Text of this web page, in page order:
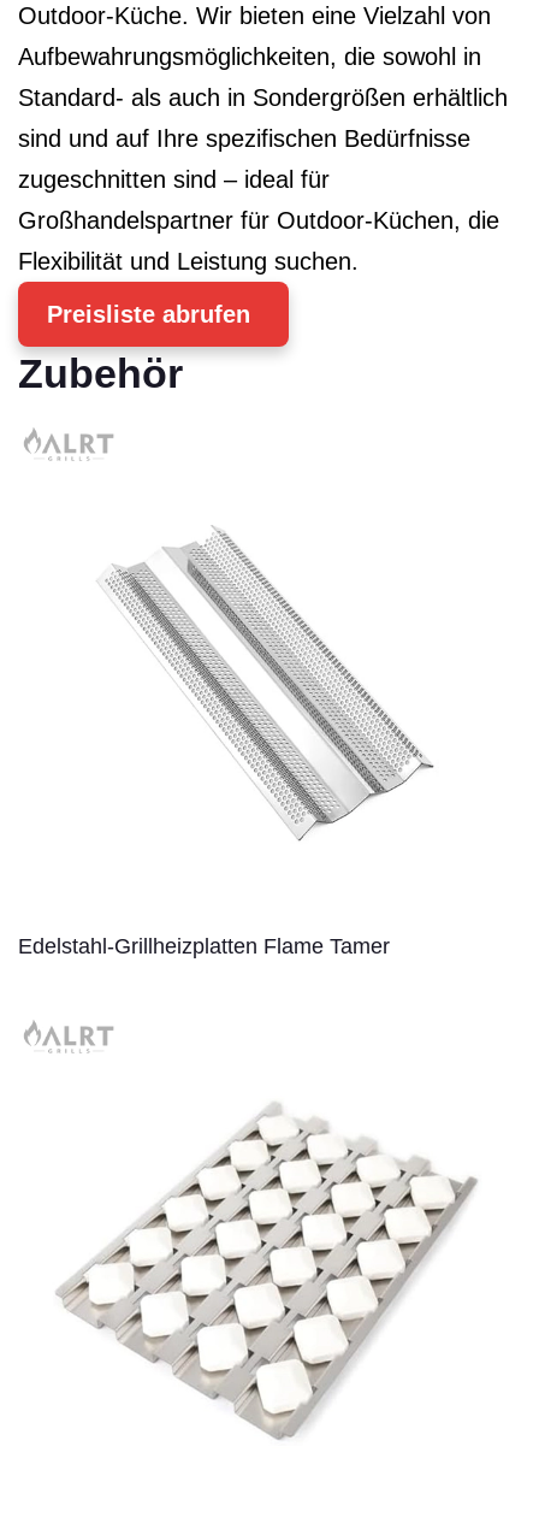
Outdoor-Küche. Wir bieten eine Vielzahl von
Aufbewahrungsmöglichkeiten, die sowohl in
Standard- als auch in Sondergrößen erhältlich
sind und auf Ihre spezifischen Bedürfnisse
zugeschnitten sind – ideal für
Großhandelspartner für Outdoor-Küchen, die
Flexibilität und Leistung suchen.
Preisliste abrufen
Zubehör
Edelstahl-Grillheizplatten Flame Tamer